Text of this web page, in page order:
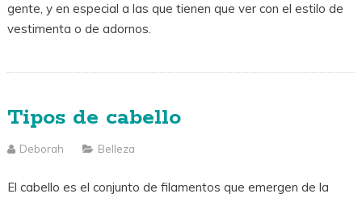
gente, y en especial a las que tienen que ver con el estilo de
vestimenta o de adornos.
Tipos de cabello
Deborah Belleza
El cabello es el conjunto de filamentos que emergen de la